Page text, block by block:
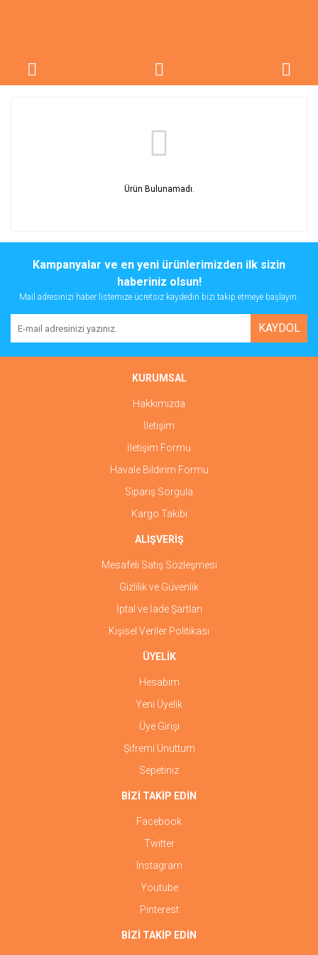
Ürün Bulunamadı.
Kampanyalar ve en yeni ürünlerimizden ilk sizin
haberiniz olsun!
Mail adresinizi haber listemize ücretsiz kaydedin bizi takip etmeye başlayın.
KAYDOL
KURUMSAL
Hakkımızda
İletişim
İletişim Formu
Havale Bildirim Formu
Sipariş Sorgula
Kargo Takibi
ALIŞVERİŞ
Mesafeli Satış Sözleşmesi
Gizlilik ve Güvenlik
İptal ve İade Şartları
Kişisel Veriler Politikası
ÜYELİK
Hesabım
Yeni Üyelik
Üye Girişi
Şifremi Unuttum
Sepetiniz
BİZİ TAKİP EDİN
Facebook
Twitter
Instagram
Youtube
Pinterest
BİZİ TAKİP EDİN